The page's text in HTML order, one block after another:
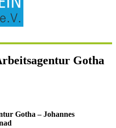
Gotha
Gotha –Johannes